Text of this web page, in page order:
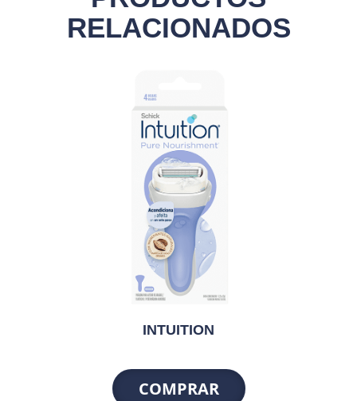
RELACIONADOS
INTUITION
COMPRAR